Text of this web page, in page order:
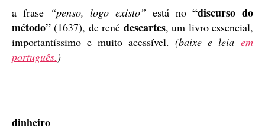
a frase “penso, logo existo” está no“discurso do
método” (1637), de rené descartes, um livro essencial,
importantíssimo e muito acessível. (baixe e leia em
português.)
dinheiro